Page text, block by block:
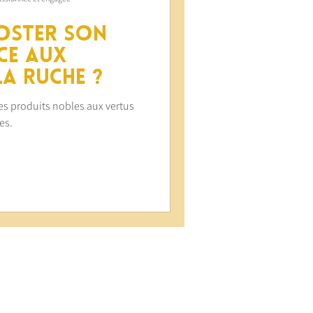
son
aux
ruche ?
produits nobles aux vertus